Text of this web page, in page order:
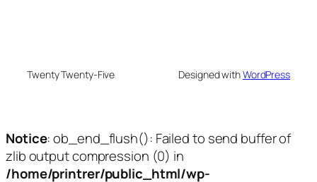
Twenty Twenty-Five Designed withWordPress
Notice: ob_end_flush(): Failed to send buffer of
zlib output compression (0) in
/home/printrer/public_html/wp-